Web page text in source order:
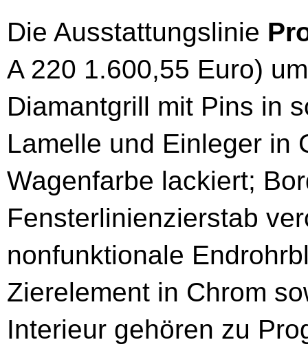
Die Ausstattungslinie
A 220 1.600,55 Euro)
Diamantgrill mit Pins in
Lamelle und Einleger in
Wagenfarbe lackiert;
Fensterlinienzierstab
nonfunktionale
Zierelement in Chrom
Interieur gehören zu